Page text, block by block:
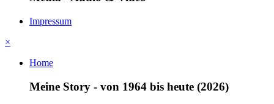
Impressum
×
Home
Meine Story - von 1964 bis heute (2026)